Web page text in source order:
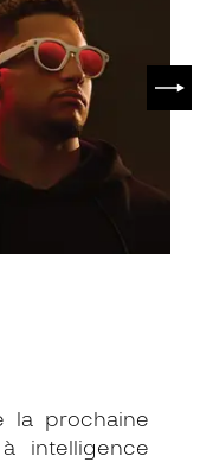
la prochaine
intelligence